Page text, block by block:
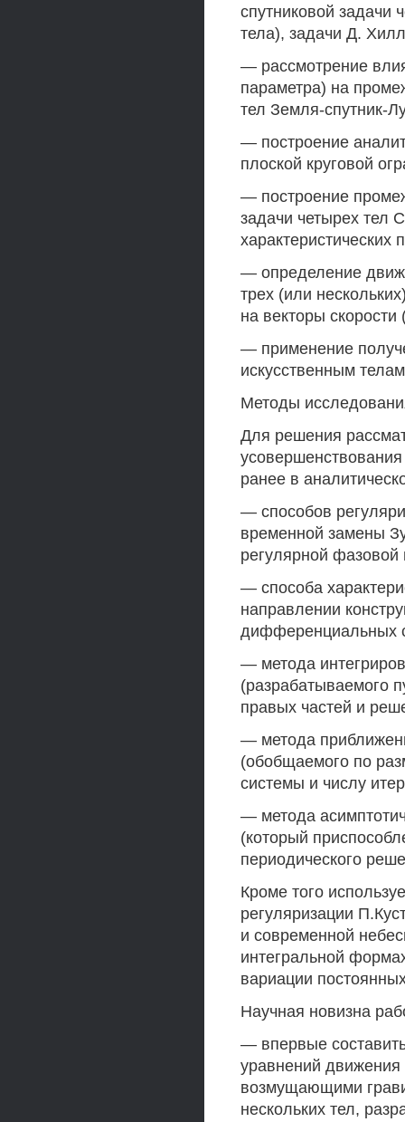
спутниковой задачи
тела), задачи Д.
— рассмотрение
параметра) на
тел Земля-спутник-
— построение
плоской круговой
— построение
задачи четырех тел
характеристических
— определение
трех (или
на векторы
— применение
искусственным
Методы
Для решения
ранее в
— способов
временной замены
регулярной
— способа
направлении
дифференциальных
— метода
(разрабатываемого
правых частей и
— метода
(обобщаемого по
системы и числу
— метода
(который
периодического
Кроме того
регуляризации
и современной
интегральной
вариации
Научная новизна
— впервые
уравнений движения
возмущающими
нескольких тел,